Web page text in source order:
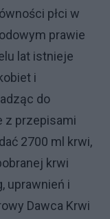
płci w
prawie
lat istnieje
i
do
z przepisami
2700 ml krwi,
krwi
uprawnień i
Dawca Krwi